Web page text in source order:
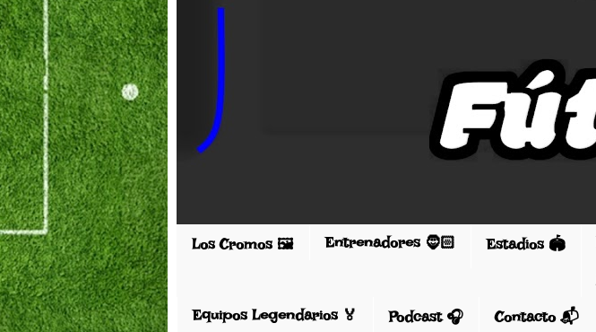
Los Cromos 🖼️ Entrenadores 🧔🏻 Estadios 🏟️
Equipos Legendarios 🏅 Podcast 🎧 Contacto 📬